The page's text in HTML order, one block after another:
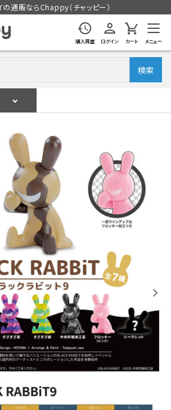
の通販ならChappy（チャッピー）
購入履歴 ログイン カート メニュー
検索
ールをチェック
シン本体
ル
トイ